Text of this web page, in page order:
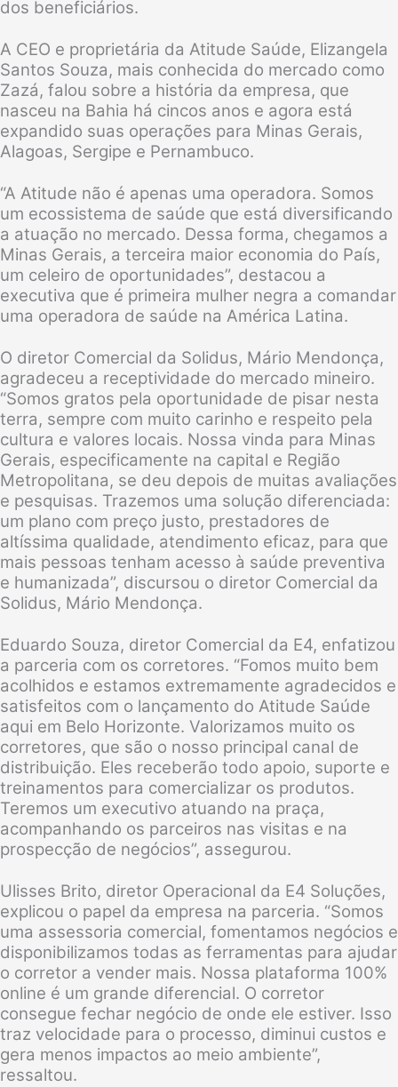
dos beneficiários.
A CEO e proprietária da Atitude Saúde, Elizangela
Santos Souza, mais conhecida do mercado como
Zazá, falou sobre a história da empresa, que
nasceu na Bahia há cincos anos e agora está
expandido suas operações para Minas Gerais,
Alagoas, Sergipe e Pernambuco.
“A Atitude não é apenas uma operadora. Somos
um ecossistema de saúde que está diversificando
a atuação no mercado. Dessa forma, chegamos a
Minas Gerais, a terceira maior economia do País,
um celeiro de oportunidades”, destacou a
executiva que é primeira mulher negra a comandar
uma operadora de saúde na América Latina.
O diretor Comercial da Solidus, Mário Mendonça,
agradeceu a receptividade do mercado mineiro.
“Somos gratos pela oportunidade de pisar nesta
terra, sempre com muito carinho e respeito pela
cultura e valores locais. Nossa vinda para Minas
Gerais, especificamente na capital e Região
Metropolitana, se deu depois de muitas avaliações
e pesquisas. Trazemos uma solução diferenciada:
um plano com preço justo, prestadores de
altíssima qualidade, atendimento eficaz, para que
mais pessoas tenham acesso à saúde preventiva
e humanizada”, discursou o diretor Comercial da
Solidus, Mário Mendonça.
Eduardo Souza, diretor Comercial da E4, enfatizou
a parceria com os corretores. “Fomos muito bem
acolhidos e estamos extremamente agradecidos e
satisfeitos com o lançamento do Atitude Saúde
aqui em Belo Horizonte. Valorizamos muito os
corretores, que são o nosso principal canal de
distribuição. Eles receberão todo apoio, suporte e
treinamentos para comercializar os produtos.
Teremos um executivo atuando na praça,
acompanhando os parceiros nas visitas e na
prospecção de negócios”, assegurou.
Ulisses Brito, diretor Operacional da E4 Soluções,
explicou o papel da empresa na parceria. “Somos
uma assessoria comercial, fomentamos negócios e
disponibilizamos todas as ferramentas para ajudar
o corretor a vender mais. Nossa plataforma 100%
online é um grande diferencial. O corretor
consegue fechar negócio de onde ele estiver. Isso
traz velocidade para o processo, diminui custos e
gera menos impactos ao meio ambiente”,
ressaltou.